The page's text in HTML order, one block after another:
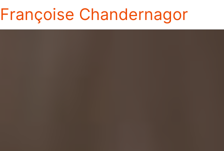
Françoise Chandernagor